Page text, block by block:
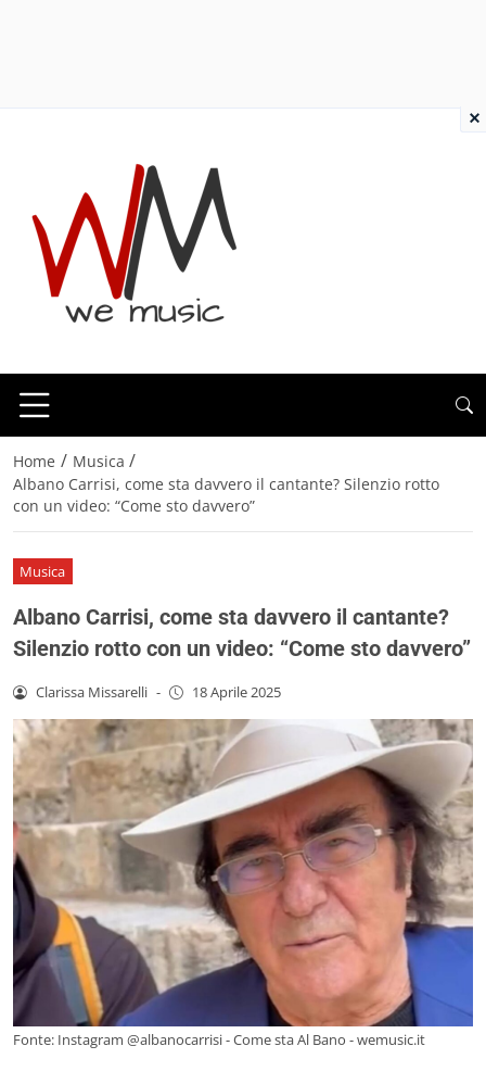
Home / Musica /
Albano Carrisi, come sta davvero il cantante? Silenzio rotto
con un video: “Come sto davvero”
Musica
Albano Carrisi, come sta davvero il cantante?
Silenzio rotto con un video: “Come sto davvero”
Clarissa Missarelli - 18 Aprile 2025
Fonte: Instagram @albanocarrisi - Come sta Al Bano - wemusic.it
×